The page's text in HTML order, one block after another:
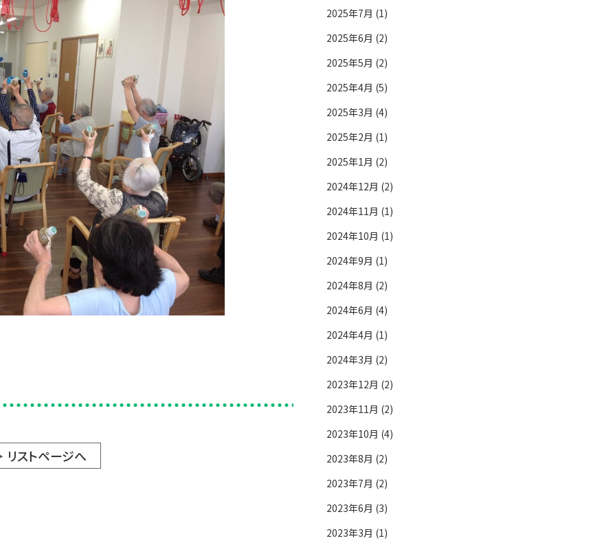
2025年7月 (1)
2025年6月 (2)
2025年5月 (2)
2025年4月 (5)
2025年3月 (4)
2025年2月 (1)
2025年1月 (2)
2024年12月 (2)
2024年11月 (1)
2024年10月 (1)
2024年9月 (1)
2024年8月 (2)
2024年6月 (4)
2024年4月 (1)
2024年3月 (2)
2023年12月 (2)
2023年11月 (2)
2023年10月 (4)
2023年8月 (2)
2023年7月 (2)
2023年6月 (3)
2023年3月 (1)
リストページへ